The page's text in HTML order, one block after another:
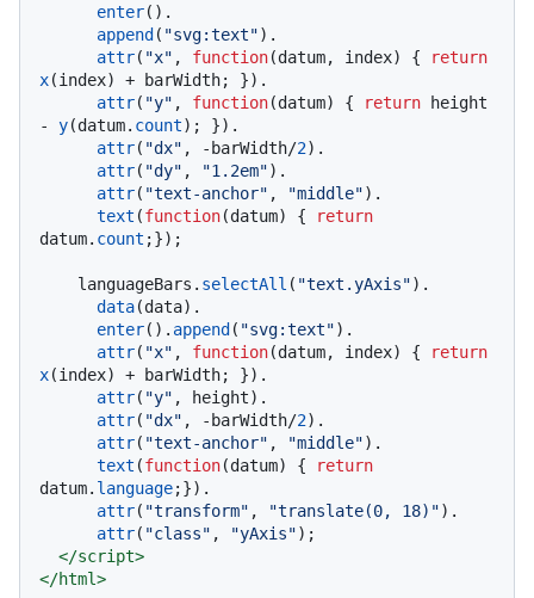
enter().
append( "svg:text").
attr( "x" , function(datum, index) {
return
x(index) + barWidth; }).
attr( "y" , function(datum) { return height
- y(datum. count); }).
attr( "dx" , -barWidth/2).
attr( "dy" , "1.2em").
attr( "text-anchor" , "middle").
text (function(datum) {
return
datum. count ;});
    languageBars.
selectAll ( "text.yAxis").
data(data).
enter(). append( "svg:text").
attr( "x" , function(datum, index) {
return
x(index) + barWidth; }).
attr( "y" , height).
attr( "dx" , -barWidth/2).
attr( "text-anchor" , "middle").
text (function(datum) {
return
datum. language;}).
attr( "transform" , "translate(0, 18)").
attr( "class" , "yAxis");
</script>
</html>